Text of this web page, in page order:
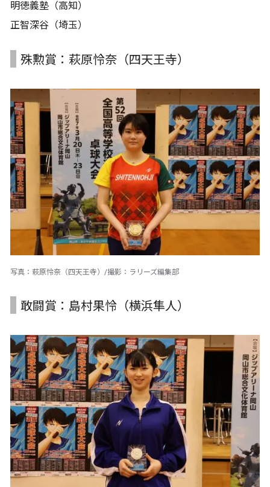
明徳義塾（高知）
正智深谷（埼玉）
殊勲賞：萩原怜奈（四天王寺）
写真：萩原怜奈（四天王寺）/撮影：ラリーズ編集部
敢闘賞：島村果怜（横浜隼人）